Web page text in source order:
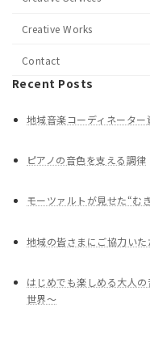
Creative Works
Contact
Recent Posts
地域音楽コーディネータ
ピアノの音色を支える調律
モーツァルトが見せた“む
地域の皆さまにご協力い
はじめでも楽しめる大人
世界〜